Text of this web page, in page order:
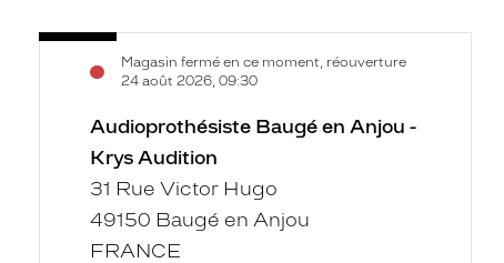
Audioprothésiste
Baugé
Anjou
Magasin fermé en ce moment, réouverture
24 août 2026, 09:30
Voir
Audioprothésiste Baugé en Anjou -
Krys Audition
31 Rue Victor Hugo
49150 Baugé en Anjou
FRANCE